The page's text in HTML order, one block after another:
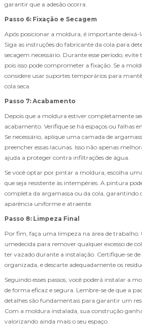
garantir que a adesão ocorra.
Passo 6: Fixação e Secagem
Após posicionar a moldura, é importante deixá-
Siga as instruções do fabricante da cola para
secagem necessário. Durante esse período,
pois isso pode comprometer a fixação. Se a
considere usar suportes temporários para
cola seca.
Passo 7: Acabamento
Depois que a moldura estiver completamente
acabamento. Verifique se há espaços ou falhas
Se necessário, aplique uma camada de
preencher essas lacunas. Isso não apenas
ajuda a proteger contra infiltrações de água.
Se você optar por pintar a moldura, escolha
que seja resistente às intempéries. A pintura
completa da argamassa ou da cola,
aparência uniforme e atraente.
Passo 8: Limpeza Final
Por fim, faça uma limpeza na área de trabalho.
umedecida para remover qualquer excesso de
ter vazado durante a instalação. Certifique-se
organizada, e descarte adequadamente os
Seguindo esses passos, você poderá instalar a
de forma eficaz e segura. Lembre-se de que a
detalhes são fundamentais para garantir um
Com a moldura instalada, sua construção
valorizando ainda mais o seu espaço.